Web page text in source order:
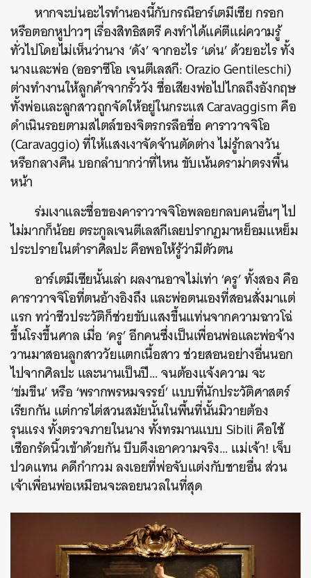
หากจะบ่นอะไรทำนองนี้กับกรณีอาร์เตมีเซีย กรอก
หรือตอกหูปาวๆ เรื่องสิทธิสตรี คงทำได้แค่ตีแผ่ความรู้
ทั่วไปโดยไม่เห็นว่านาง ‘ดัง’ จากอะไร ‘เด่น’ ด้วยอะไร ทั้ง
นางและพ่อ (ออราซีโอ เจนตีเลสกี: Orazio Gentileschi)
ต่างทำงานให้ลูกค้าจากรั้ววัง ชื่อเสียงพ่อไปไกลถึงอังกฤษ
ทั้งพ่อและลูกสาวถูกจัดให้อยู่ในกระแส Caravaggism คือ
ดำเนินรอยตามสไตล์ของจิตรกรลือชื่อ คาราวาจจิโอ
(Caravaggio) ที่ให้แสงเงาจัดจ้านตัดต่าง ไม่รู้กลางวัน
หรือกลางคืน บอกลำบากว่าที่ไหน ขับเน้นดราม่าตรงพื้น
หน้า
ร่มเงาและชื่อของคาราวาจจิโอพลอยกลบคนอื่นๆ ไป
ไม่มากก็น้อย ตระกูลเจนตีเลสกีเลยปรากฏมาหย็อมแหย็ม
ประปรายในตำราศิลปะ คือพอให้รู้ว่ามีตัวตน
อาร์เตมีเซียนั้นเล่า ผลงานอาจไม่เท่า ‘ครู’ ทั้งสอง คือ
คาราวาจจิโอที่ตนอ้างอิงถึง และพ่อตนเองที่สอนสั่งมาแต่
แรก ทว่าชีวประวัติก็ช่วยขับแสงขึ้นแท่นจากความฉาวโฉ่
ขึ้นโรงขึ้นศาล เมื่อ ‘ครู’ อีกคนซึ่งเป็นเพื่อนพ่อและพ่อจ้าง
วานมาสอนลูกสาววัยแตกเนื้อสาว ช่วยสอนอย่างอื่นนอก
ไปจากศิลปะ และนานเป็นปี… จนต้องแจ้งความ จะ
‘ข่มขืน’ หรือ ‘พรากพรหมจรรย์’ แบบที่นักประวัติศาสตร์
เรียกกัน แต่การไต่สวนสมัยนั้นในพื้นที่นั้นมิวายต้อง
รุนแรง ทั้งตรวจภายในนาง ทั้งทรมานแบบ Sibili คือใช้
เชือกรัดนิ้วเข้าด้วยกัน บีบดึงเอาความจริง… แม่เจ้า! เจ็บ
ปวดแทน คดีกำกวม ลงเอยที่พ่อจับแต่งกับชายอื่น ส่วน
เจ้าเพื่อนพ่อเหมือนจะลอยนวลในที่สุด